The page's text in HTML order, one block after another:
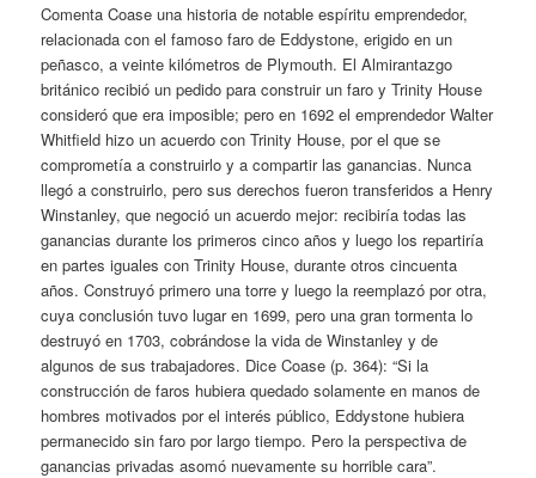
Comenta Coase una historia de notable espíritu emprendedor,
relacionada con el famoso faro de Eddystone, erigido en un
peñasco, a veinte kilómetros de Plymouth. El Almirantazgo
británico recibió un pedido para construir un faro y Trinity House
consideró que era imposible; pero en 1692 el emprendedor Walter
Whitfield hizo un acuerdo con Trinity House, por el que se
comprometía a construirlo y a compartir las ganancias. Nunca
llegó a construirlo, pero sus derechos fueron transferidos a Henry
Winstanley, que negoció un acuerdo mejor: recibiría todas las
ganancias durante los primeros cinco años y luego los repartiría
en partes iguales con Trinity House, durante otros cincuenta
años. Construyó primero una torre y luego la reemplazó por otra,
cuya conclusión tuvo lugar en 1699, pero una gran tormenta lo
destruyó en 1703, cobrándose la vida de Winstanley y de
algunos de sus trabajadores. Dice Coase (p. 364): “Si la
construcción de faros hubiera quedado solamente en manos de
hombres motivados por el interés público, Eddystone hubiera
permanecido sin faro por largo tiempo. Pero la perspectiva de
ganancias privadas asomó nuevamente su horrible cara”.